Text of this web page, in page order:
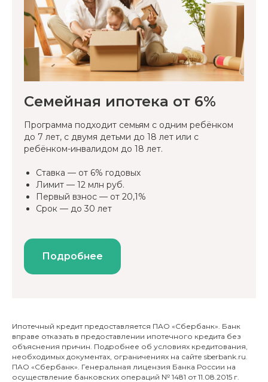
Семейная ипотека от 6%
Программа подходит семьям с одним ребёнком
до 7 лет, с двумя детьми до 18 лет или с
ребёнком-инвалидом до 18 лет.
Ставка — от 6% годовых
Лимит — 12 млн руб.
Первый взнос — от 20,1%
Срок — до 30 лет
Подробнее
Ипотечный кредит предоставляется ПАО «Сбербанк». Банк
вправе отказать в предоставлении ипотечного кредита без
объяснения причин. Подробнее об условиях кредитования,
необходимых документах, ограничениях на сайте sberbank.ru.
ПАО «Сбербанк». Генеральная лицензия Банка России на
осуществление банковских операций № 1481 от 11.08.2015 г.